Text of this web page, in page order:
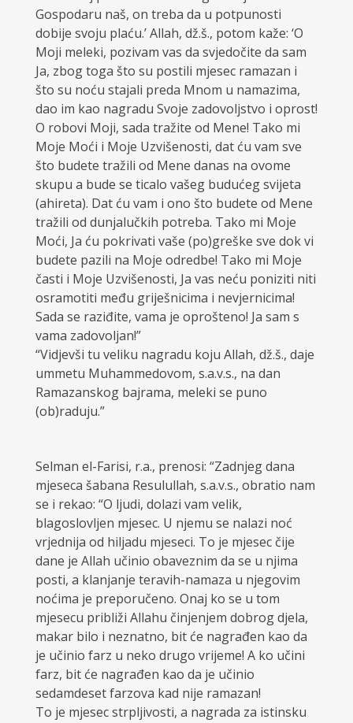
Gospodaru naš, on treba da u potpunosti
dobije svoju plaću.’ Allah, dž.š., potom kaže: ‘O
Moji meleki, pozivam vas da svjedočite da sam
Ja, zbog toga što su postili mjesec ramazan i
što su noću stajali preda Mnom u namazima,
dao im kao nagradu Svoje zadovoljstvo i oprost!
O robovi Moji, sada tražite od Mene! Tako mi
Moje Moći i Moje Uzvišenosti, dat ću vam sve
što budete tražili od Mene danas na ovome
skupu a bude se ticalo vašeg budućeg svijeta
(ahireta). Dat ću vam i ono što budete od Mene
tražili od dunjalučkih potreba. Tako mi Moje
Moći, Ja ću pokrivati vaše (po)greške sve dok vi
budete pazili na Moje odredbe! Tako mi Moje
časti i Moje Uzvišenosti, Ja vas neću poniziti niti
osramotiti među griješnicima i nevjernicima!
Sada se raziđite, vama je oprošteno! Ja sam s
vama zadovoljan!”
“Vidjevši tu veliku nagradu koju Allah, dž.š., daje
ummetu Muhammedovom, s.a.v.s., na dan
Ramazanskog bajrama, meleki se puno
(ob)raduju.”
Selman el-Farisi, r.a., prenosi: “Zadnjeg dana
mjeseca šabana Resulullah, s.a.v.s., obratio nam
se i rekao: “O ljudi, dolazi vam velik,
blagoslovljen mjesec. U njemu se nalazi noć
vrjednija od hiljadu mjeseci. To je mjesec čije
dane je Allah učinio obaveznim da se u njima
posti, a klanjanje teravih-namaza u njegovim
noćima je preporučeno. Onaj ko se u tom
mjesecu približi Allahu činjenjem dobrog djela,
makar bilo i neznatno, bit će nagrađen kao da
je učinio farz u neko drugo vrijeme! A ko učini
farz, bit će nagrađen kao da je učinio
sedamdeset farzova kad nije ramazan!
To je mjesec strpljivosti, a nagrada za istinsku